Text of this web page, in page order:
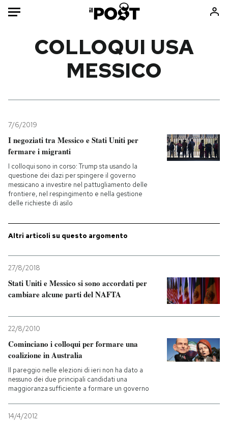
Mondo
Tecnologia
Internet
Cultura
Economia
Sport
Libri
Ok Boomer!
Europa
Altrecose
NEWSLETTER
I MIEI PREFERITI
SHOP
CALENDARIO
AREA PERSONALE
COLLOQUI USA
MESSICO
7/6/2019
I negoziati tra Messico e Stati Uniti per
fermare i migranti
I colloqui sono in corso: Trump sta usando la
questione dei dazi per spingere il governo
messicano a investire nel pattugliamento delle
frontiere, nel respingimento e nella gestione
delle richieste di asilo
Altri articoli su questo argomento
27/8/2018
Stati Uniti e Messico si sono accordati per
cambiare alcune parti del NAFTA
22/8/2010
Cominciano i colloqui per formare una
coalizione in Australia
Il pareggio nelle elezioni di ieri non ha dato a
nessuno dei due principali candidati una
maggioranza sufficiente a formare un governo
14/4/2012